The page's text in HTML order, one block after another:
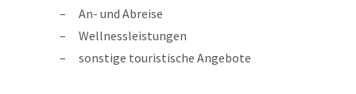
An- und Abreise
Wellnessleistungen
sonstige touristische Angebote